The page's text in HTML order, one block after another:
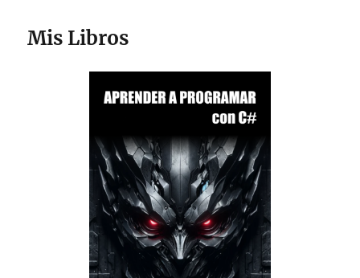
Mis Libros